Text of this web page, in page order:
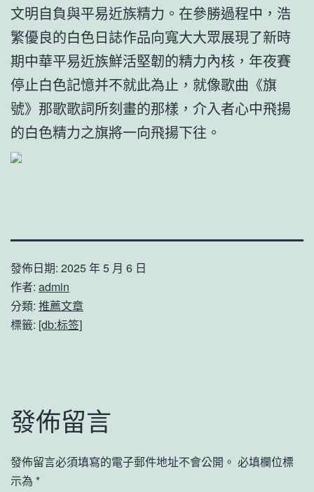
文明自負與平易近族精力。在參勝過程中，浩
繁優良的白色日誌作品向寬大大眾展現了新時
期中華平易近族鮮活堅韌的精力內核，年夜賽
停止白色記憶并不就此為止，就像歌曲《旗
號》那歌歌詞所刻畫的那樣，介入者心中飛揚
的白色精力之旗將一向飛揚下往。
發佈日期: 2025 年 5 月 6 日
作者: admin
分類: 推薦文章
標籤: [db:标签]
發佈留言
發佈留言必須填寫的電子郵件地址不會公開。 必填欄位標
示為 *